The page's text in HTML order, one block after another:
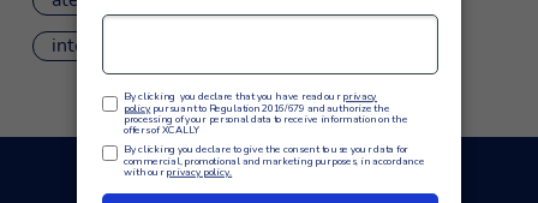
inteligencia artificial